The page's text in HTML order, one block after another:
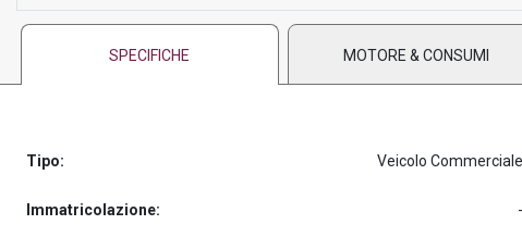
SPECIFICHE MOTORE & CONSUMI
Tipo: Veicolo Commerciale
Immatricolazione: -